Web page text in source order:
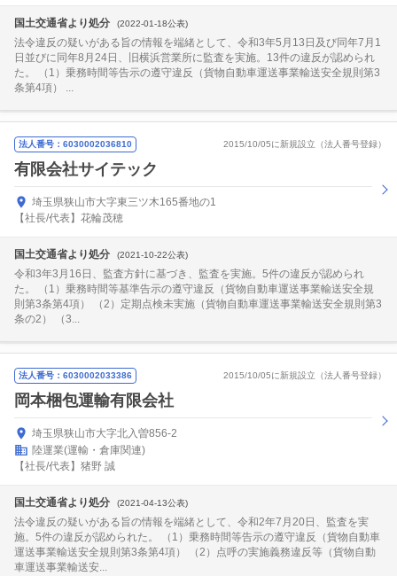
国土交通省より処分 (2022-01-18公表)
法令違反の疑いがある旨の情報を端緒として、令和3年5月13日及び同年7月1
日並びに同年8月24日、旧横浜営業所に監査を実施。13件の違反が認められ
た。 （1）乗務時間等告示の遵守違反（貨物自動車運送事業輸送安全規則第3
条第4項） ...
法人番号：6030002036810 2015/10/05に新規設立（法人番号登録）
有限会社サイテック
埼玉県狭山市大字東三ツ木165番地の1
【社長/代表】花輪茂穂
国土交通省より処分 (2021-10-22公表)
令和3年3月16日、監査方針に基づき、監査を実施。5件の違反が認められ
た。 （1）乗務時間等基準告示の遵守違反（貨物自動車運送事業輸送安全規
則第3条第4項） （2）定期点検未実施（貨物自動車運送事業輸送安全規則第3
条の2） （3...
法人番号：6030002033386 2015/10/05に新規設立（法人番号登録）
岡本梱包運輸有限会社
埼玉県狭山市大字北入曽856-2
陸運業(運輸・倉庫関連)
【社長/代表】猪野 誠
国土交通省より処分 (2021-04-13公表)
法令違反の疑いがある旨の情報を端緒として、令和2年7月20日、監査を実
施。5件の違反が認められた。 （1）乗務時間等告示の遵守違反（貨物自動車
運送事業輸送安全規則第3条第4項） （2）点呼の実施義務違反等（貨物自動
車運送事業輸送安...